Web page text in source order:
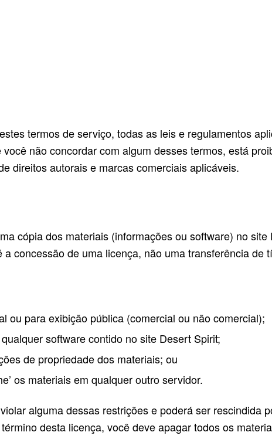
termos de serviço, todas as leis e regulamentos
não concordar com algum desses termos, está
direitos autorais e marcas comerciais aplicáveis.
cópia dos materiais (informações ou software) no
concessão de uma licença, não uma transferência de
ou para exibição pública (comercial ou não comercial);
software contido no site Desert Spirit;
de propriedade dos materiais; ou
os materiais em qualquer outro servidor.
alguma dessas restrições e poderá ser rescindida
desta licença, você deve apagar todos os